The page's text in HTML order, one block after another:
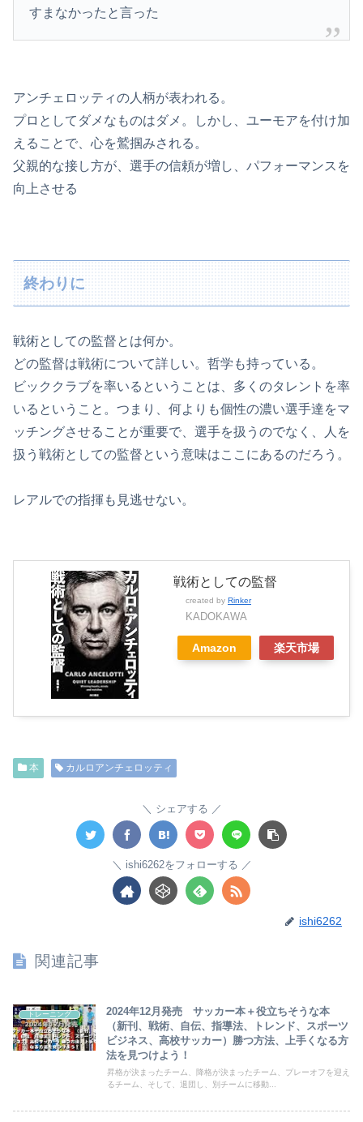
すまなかったと言った
アンチェロッティの人柄が表われる。
プロとしてダメなものはダメ。しかし、ユーモアを付け加
えることで、心を鷲掴みされる。
父親的な接し方が、選手の信頼が増し、パフォーマンスを
向上させる
終わりに
戦術としての監督とは何か。
どの監督は戦術について詳しい。哲学も持っている。
ビッククラブを率いるということは、多くのタレントを率
いるということ。つまり、何よりも個性の濃い選手達をマ
ッチングさせることが重要で、選手を扱うのでなく、人を
扱う戦術としての監督という意味はここにあるのだろう。
レアルでの指揮も見逃せない。
戦術としての監督
created by Rinker
KADOKAWA
Amazon 楽天市場
本 カルロアンチェロッティ
シェアする
ishi6262をフォローする
ishi6262
関連記事
トレーニング
2024年12月発売 サッカー本＋役立ちそうな本
（新刊、戦術、自伝、指導法、トレンド、スポーツ
ビジネス、高校サッカー）勝つ方法、上手くなる方
法を見つけよう！
昇格が決まったチーム、降格が決まったチーム、プレーオフを迎え
るチーム、そして、退団し、別チームに移動...